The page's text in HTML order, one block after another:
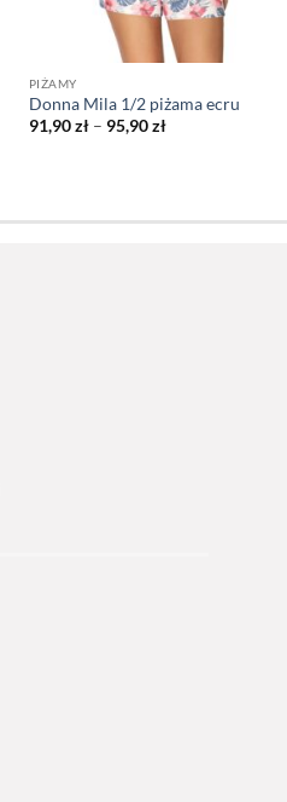
PIŻAMY
Donna Mila 1/2 piżama ecru
91,90zł – 95,90złZakres